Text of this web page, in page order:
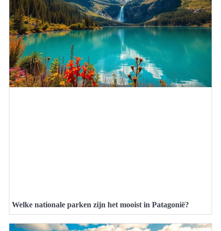
Welke nationale parken zijn het mooist in Patagonië?